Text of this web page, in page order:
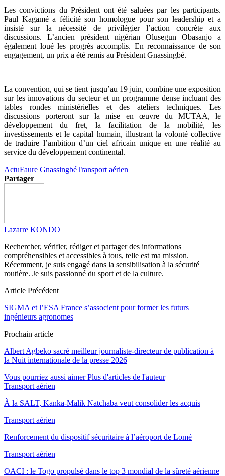
Les convictions du Président ont été saluées par les participants.
Paul Kagamé a félicité son homologue pour son leadership et a
insisté sur la nécessité de privilégier l’action concrète aux
discussions. L’ancien président nigérian Olusegun Obasanjo a
également loué les progrès accomplis. En reconnaissance de son
engagement, un prix a été remis au Président Gnassingbé.
La convention, qui se tient jusqu’au 19 juin, combine une exposition
sur les innovations du secteur et un programme dense incluant des
tables rondes ministérielles et des ateliers techniques. Les
discussions porteront sur la mise en œuvre du MUTAA, le
développement du fret, la facilitation de la mobilité, les
investissements et le capital humain, illustrant la volonté collective
de traduire l’ambition d’un ciel africain unique en une réalité au
service du développement continental.
ActuFaure GnassingbéTransport aérien
Partager
Lazarre KONDO
Rechercher, vérifier, rédiger et partager des informations
compréhensibles et accessibles à tous, telle est ma mission.
Récemment, je suis engagé dans la sensibilisation à la sécurité
routière. Je suis passionné du sport et de la culture.
Article Précédent
SIGMA et l’ESA France s’associent pour former les futurs
ingénieurs agronomes
Prochain article
Albert Agbeko sacré meilleur journaliste-directeur de publication à
la Nuit internationale de la presse 2026
Vous pourriez aussi aimer Plus d'articles de l'auteur
Transport aérien
À la SALT, Kanka-Malik Natchaba veut consolider les acquis
Transport aérien
Renforcement du dispositif sécuritaire à l’aéroport de Lomé
Transport aérien
OACI : le Togo propulsé dans le top 3 mondial de la sûreté aérienne